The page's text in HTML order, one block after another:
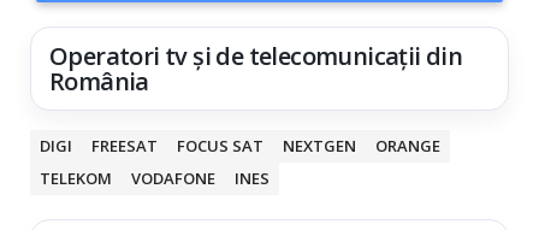
Operatori tv și de telecomunicații din
România
DIGI FREESAT FOCUS SAT NEXTGEN
ORANGE
TELEKOM
VODAFONE INES